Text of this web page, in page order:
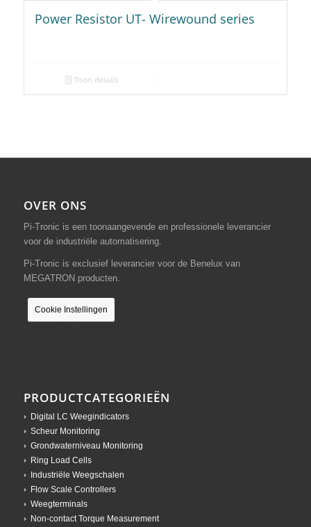
Power Resistor UT- Wirewound series
Toon details
OVER ONS
Pi-Tronic is een toonaangevende en professionele leverancier
voor de industriële automatisering.
Pi-Tronic is exclusief leverancier voor de Benelux van
MEGATRON producten.
Cookie Instellingen
PRODUCTCATEGORIEËN
Digital LC Weegindicators
Scheur Monitoring
Grondwaterniveau Monitoring
Ring Load Cells
Industriële Weegschalen
Flow Scale Controllers
Weegterminals
Non-contact Torque Measurement